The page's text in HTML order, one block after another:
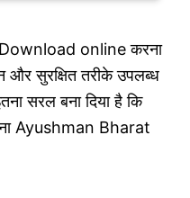
onlineकरना
सुरक्षित तरीके उपलब्ध
सरल बना दिया है कि
Ayushman Bharat